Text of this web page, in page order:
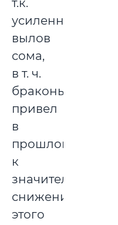
т.к.
усиленный
вылов
сома,
в т. ч.
браконьерский,
привел
в
прошлом
к
значительному
снижению
этого